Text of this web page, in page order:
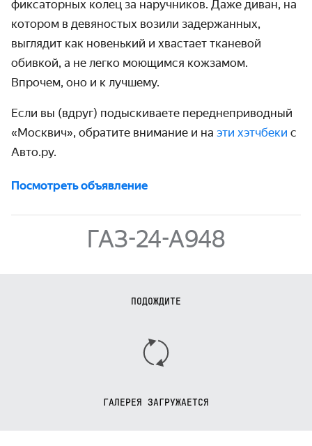
фиксаторных колец за наручников. Даже диван, на
котором в девяностых возили задержанных,
выглядит как новенький и хвастает тканевой
обивкой, а не легко моющимся кожзамом.
Впрочем, оно и к лучшему.
Если вы (вдруг) подыскиваете переднеприводный
«Москвич», обратите внимание и на эти хэтчбеки с
Авто.ру.
Посмотреть объявление
ГАЗ-24-А948
ПОДОЖДИТЕ
ГАЛЕРЕЯ ЗАГРУЖАЕТСЯ